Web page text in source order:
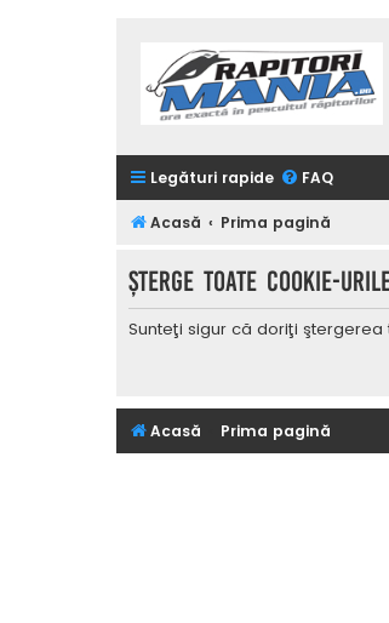
Legături rapide FAQ
Acasă Prima pagină
Şterge toate cookie-
Sunteţi sigur că doriţi
Acasă Prima pagină